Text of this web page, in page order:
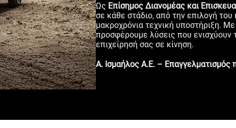
Ως Επίσημος Διανομέας και
σε κάθε στάδιο, από την επιλογή
μακροχρόνια τεχνική υποστήριξη.
προσφέρουμε λύσεις που ενισχύουν
επιχείρησή σας σε κίνηση.
Α. Ισμαήλος Α.Ε. – Επαγγελματισμός